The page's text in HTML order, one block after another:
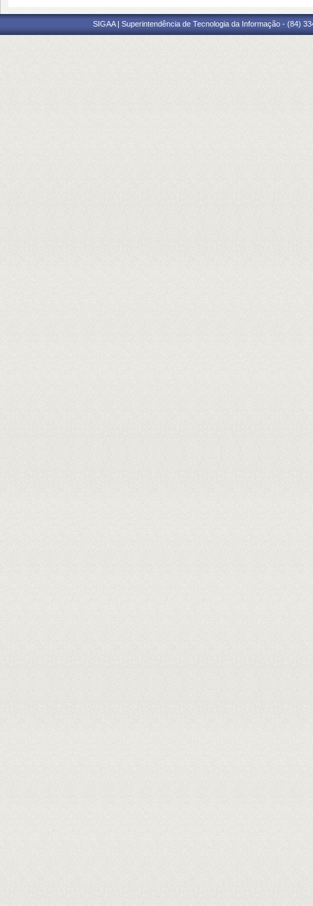
SIGAA | Superintendência de Tecnologia da Informação - (84)